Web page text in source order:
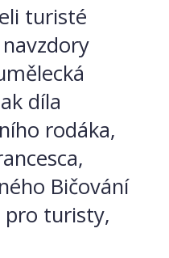
turisté
díla
rodáka,
Bičování
turisty,